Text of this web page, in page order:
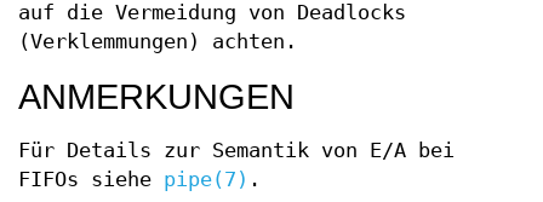
auf die Vermeidung von Deadlocks
(Verklemmungen) achten.
ANMERKUNGEN
Für Details zur Semantik von E/A bei
FIFOs siehe pipe(7) .